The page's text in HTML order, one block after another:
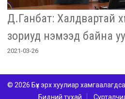
Д.Ганбат: Халдвартай
зориуд нэмээд байна
2021-03-26
© 2026 Бүх эрх хуулиар
Бидний тухай